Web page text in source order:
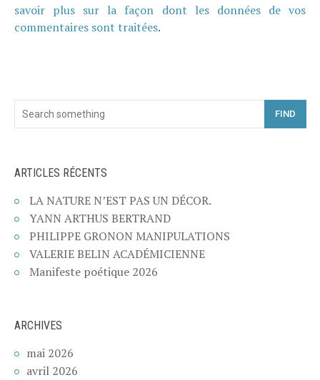
savoir plus sur la façon dont les données de vos
commentaires sont traitées.
FIND
ARTICLES RÉCENTS
LA NATURE N’EST PAS UN DÉCOR.
YANN ARTHUS BERTRAND
PHILIPPE GRONON MANIPULATIONS
VALERIE BELIN ACADÉMICIENNE
Manifeste poétique 2026
ARCHIVES
mai 2026
avril 2026